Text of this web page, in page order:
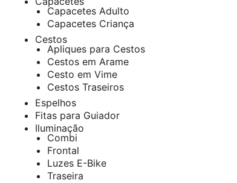
Capacetes Adulto
Capacetes Criança
Cestos
Apliques para Cestos
Cestos em Arame
Cesto em Vime
Cestos Traseiros
Espelhos
Fitas para Guiador
Iluminação
Combi
Frontal
Luzes E-Bike
Traseira